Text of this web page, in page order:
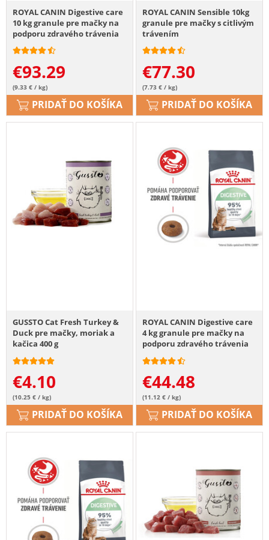
ROYAL CANIN Digestive care
10 kg granule pre mačky na
podporu zdravého trávenia
€93.29
(9.33 € / kg)
PRIDAŤ DO KOŠÍKA
ROYAL CANIN Sensible 10kg
granule pre mačky s citlivým
trávením
€77.30
(7.73 € / kg)
PRIDAŤ DO KOŠÍKA
GUSSTO Cat Fresh Turkey &
Duck pre mačky, moriak a
kačica 400 g
€4.10
(10.25 € / kg)
PRIDAŤ DO KOŠÍKA
ROYAL CANIN Digestive care
4 kg granule pre mačky na
podporu zdravého trávenia
€44.48
(11.12 € / kg)
PRIDAŤ DO KOŠÍKA